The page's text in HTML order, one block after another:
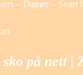
– Damer – Svart
sko på nett |